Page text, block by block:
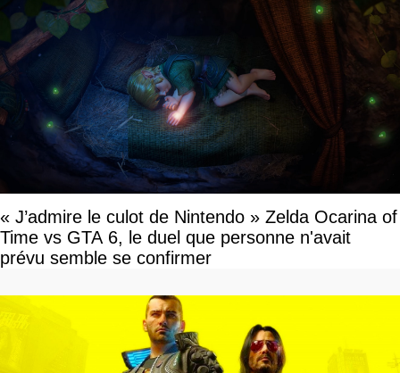
« J’admire le culot de Nintendo » Zelda Ocarina of
Time vs GTA 6, le duel que personne n'avait
prévu semble se confirmer